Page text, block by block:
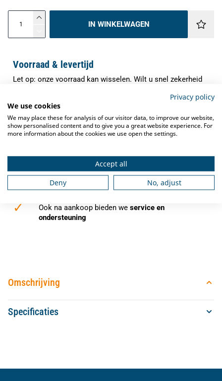
IN WINKELWAGEN
Voorraad & levertijd
Let op: onze voorraad kan wisselen. Wilt u snel zekerheid
op. Onze specialisten controleren direct de actuele
u aan toe bent.
✓ Gratis verzendingvanaf €250,-
✓ Deskundig adviesvan grootkeukenspecialisten
✓ Ook na aankoop bieden we service en
ondersteuning
Omschrijving
Specificaties
Privacy policy
We use cookies
We may place these for analysis of our visitor data, to improve our website,
show personalised content and to give you a great website experience. For
more information about the cookies we use open the settings.
Accept all
Deny
No, adjust